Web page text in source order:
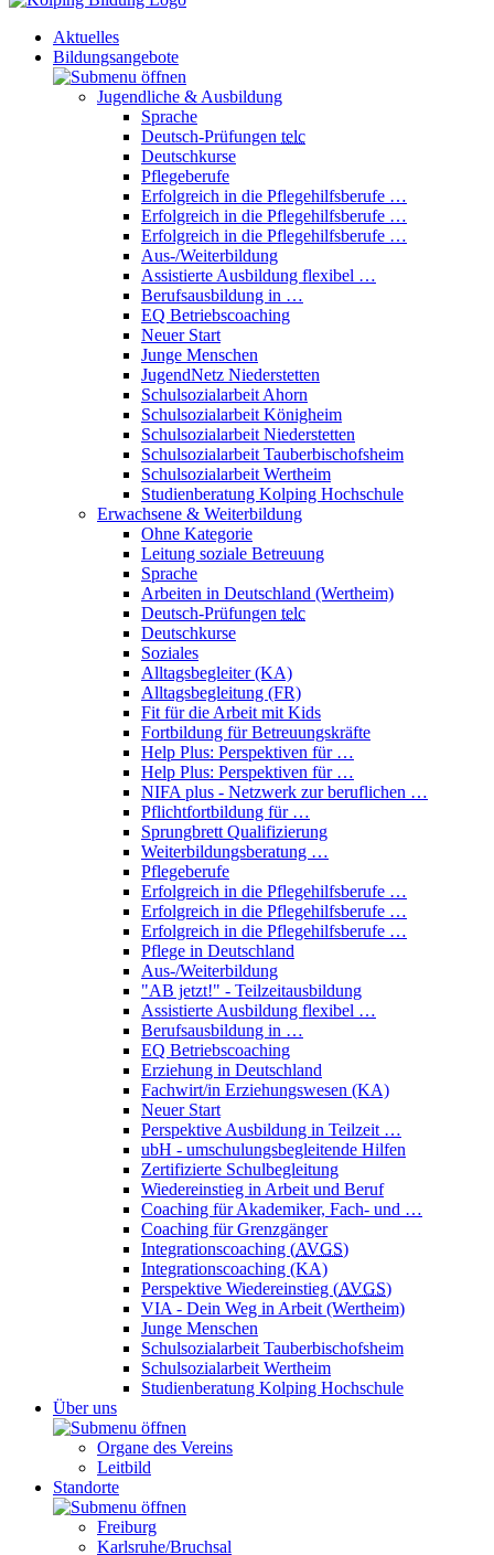
Aktuelles
Bildungsangebote
Jugendliche & Ausbildung
Sprache
Deutsch-Prüfungen telc
Deutschkurse
Pflegeberufe
Erfolgreich in die Pflegehilfsberufe …
Erfolgreich in die Pflegehilfsberufe …
Erfolgreich in die Pflegehilfsberufe …
Aus-/Weiterbildung
Assistierte Ausbildung flexibel …
Berufsausbildung in …
EQ Betriebscoaching
Neuer Start
Junge Menschen
JugendNetz Niederstetten
Schulsozialarbeit Ahorn
Schulsozialarbeit Königheim
Schulsozialarbeit Niederstetten
Schulsozialarbeit Tauberbischofsheim
Schulsozialarbeit Wertheim
Studienberatung Kolping Hochschule
Erwachsene & Weiterbildung
Ohne Kategorie
Leitung soziale Betreuung
Sprache
Arbeiten in Deutschland (Wertheim)
Deutsch-Prüfungen telc
Deutschkurse
Soziales
Alltagsbegleiter (KA)
Alltagsbegleitung (FR)
Fit für die Arbeit mit Kids
Fortbildung für Betreuungskräfte
Help Plus: Perspektiven für …
Help Plus: Perspektiven für …
NIFA plus - Netzwerk zur beruflichen …
Pflichtfortbildung für …
Sprungbrett Qualifizierung
Weiterbildungsberatung …
Pflegeberufe
Erfolgreich in die Pflegehilfsberufe …
Erfolgreich in die Pflegehilfsberufe …
Erfolgreich in die Pflegehilfsberufe …
Pflege in Deutschland
Aus-/Weiterbildung
"AB jetzt!" - Teilzeitausbildung
Assistierte Ausbildung flexibel …
Berufsausbildung in …
EQ Betriebscoaching
Erziehung in Deutschland
Fachwirt/in Erziehungswesen (KA)
Neuer Start
Perspektive Ausbildung in Teilzeit …
ubH - umschulungsbegleitende Hilfen
Zertifizierte Schulbegleitung
Wiedereinstieg in Arbeit und Beruf
Coaching für Akademiker, Fach- und …
Coaching für Grenzgänger
Integrationscoaching (AVGS)
Integrationscoaching (KA)
Perspektive Wiedereinstieg (AVGS)
VIA - Dein Weg in Arbeit (Wertheim)
Junge Menschen
Schulsozialarbeit Tauberbischofsheim
Schulsozialarbeit Wertheim
Studienberatung Kolping Hochschule
Über uns
Organe des Vereins
Leitbild
Standorte
Freiburg
Karlsruhe/Bruchsal